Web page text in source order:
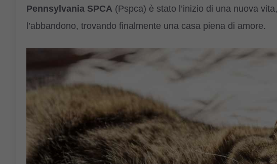
Pennsylvania SPCA (Pspca) è stato l’inizio di una nuova
l’abbandono, trovando finalmente una casa piena di amore.